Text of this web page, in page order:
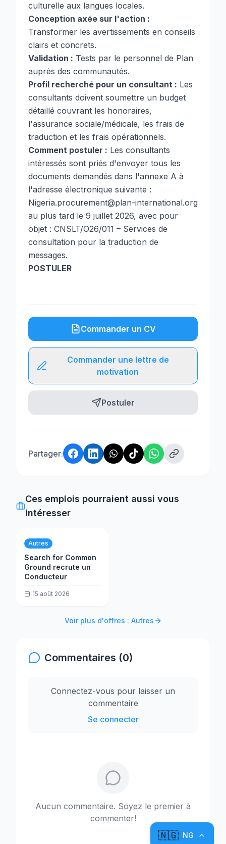
culturelle aux langues locales.
Conception axée sur l'action :
Transformer les avertissements en conseils
clairs et concrets.
Validation : Tests par le personnel de Plan
auprès des communautés.
Profil recherché pour un consultant : Les
consultants doivent soumettre un budget
détaillé couvrant les honoraires,
l'assurance sociale/médicale, les frais de
traduction et les frais opérationnels.
Comment postuler : Les consultants
intéressés sont priés d'envoyer tous les
documents demandés dans l'annexe A à
l'adresse électronique suivante :
Nigeria.procurement@plan-international.org
au plus tard le 9 juillet 2026, avec pour
objet : CNSLT/O26/011 – Services de
consultation pour la traduction de
messages.
POSTULER
Commander un CV
Commander une lettre de
motivation
Postuler
Partager:
Ces emplois pourraient aussi vous
intéresser
Autres
Search for Common
Ground recrute un
Conducteur
15 août 2026
Voir plus d'offres : Autres
Commentaires (0)
Connectez-vous pour laisser un
commentaire
Se connecter
Aucun commentaire. Soyez le premier à
commenter!
🇳🇬 NG